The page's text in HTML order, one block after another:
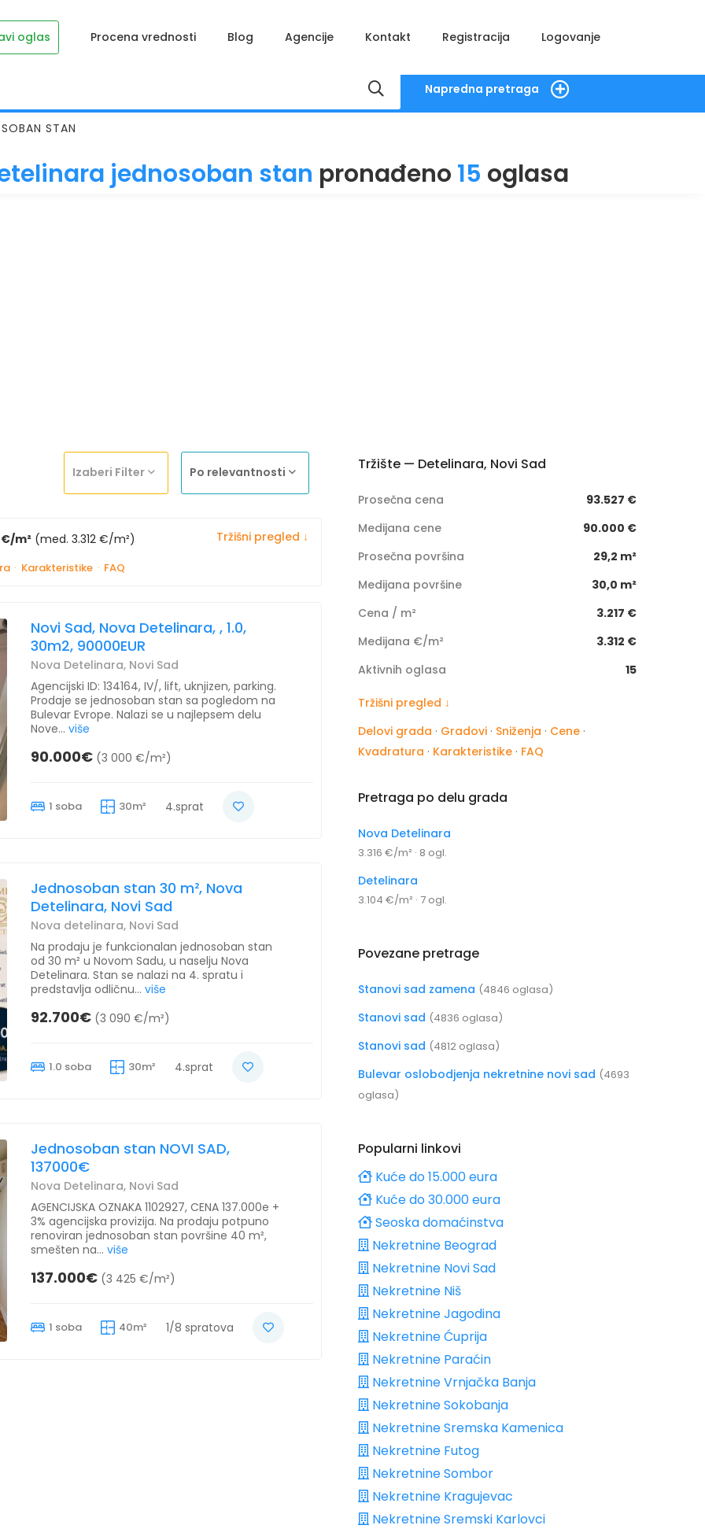
oglas Procena vrednosti Blog Agencije Kontakt Registracija Logovanje
Napredna pretraga
STAN
jednosoban stan pronađeno 15 oglasa
Izaberi Filter Po relevantnosti
€/m² (med. 3.312 €/m²) Tržišni pregled ↓
· Karakteristike · FAQ
Novi Sad, Nova Detelinara, , 1.0,
30m2, 90000EUR
Nova Detelinara, Novi Sad
Agencijski ID: 134164, IV/, lift, uknjizen, parking.
Prodaje se jednosoban stan sa pogledom na
Bulevar Evrope. Nalazi se u najlepsem delu
Nove... više
90.000€ (3 000 €/m²)
1 soba 30m² 4.sprat
Jednosoban stan 30 m², Nova
Detelinara, Novi Sad
Nova detelinara, Novi Sad
Na prodaju je funkcionalan jednosoban stan
od 30 m² u Novom Sadu, u naselju Nova
Detelinara. Stan se nalazi na 4. spratu i
predstavlja odličnu... više
92.700€ (3 090 €/m²)
1.0 soba 30m² 4.sprat
Jednosoban stan NOVI SAD,
137000€
Nova Detelinara, Novi Sad
AGENCIJSKA OZNAKA 1102927, CENA 137.000e +
3% agencijska provizija. Na prodaju potpuno
renoviran jednosoban stan površine 40 m²,
smešten na... više
137.000€ (3 425 €/m²)
1 soba 40m² 1/8 spratova
Tržište — Detelinara, Novi Sad
Prosečna cena
93.527 €
Medijana cene
90.000 €
Prosečna površina
29,2 m²
Medijana površine
30,0 m²
Cena / m²
3.217 €
Medijana €/m²
3.312 €
Aktivnih oglasa
15
Tržišni pregled ↓
Delovi grada · Gradovi · Sniženja · Cene ·
Kvadratura · Karakteristike · FAQ
Pretraga po delu grada
Nova Detelinara
3.316 €/m² · 8 ogl.
Detelinara
3.104 €/m² · 7 ogl.
Povezane pretrage
Stanovi sad zamena (4846 oglasa)
Stanovi sad (4836 oglasa)
Stanovi sad (4812 oglasa)
Bulevar oslobodjenja nekretnine novi sad (4693
oglasa)
Popularni linkovi
Kuće do 15.000 eura
Kuće do 30.000 eura
Seoska domaćinstva
Nekretnine Beograd
Nekretnine Novi Sad
Nekretnine Niš
Nekretnine Jagodina
Nekretnine Ćuprija
Nekretnine Paraćin
Nekretnine Vrnjačka Banja
Nekretnine Sokobanja
Nekretnine Sremska Kamenica
Nekretnine Futog
Nekretnine Sombor
Nekretnine Kragujevac
Nekretnine Sremski Karlovci